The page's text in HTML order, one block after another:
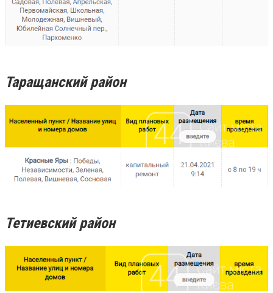
Таращанский район
Тетиевский район